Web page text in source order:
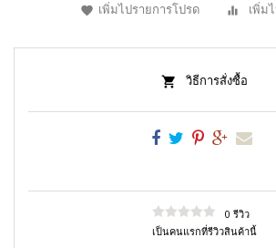
เพิ่มไปรายการโปรด เพิ่ม
วิธีการสั่งซื้อ
0 รีวิว
เป็นคนแรกที่รีวิวสินค้านี้